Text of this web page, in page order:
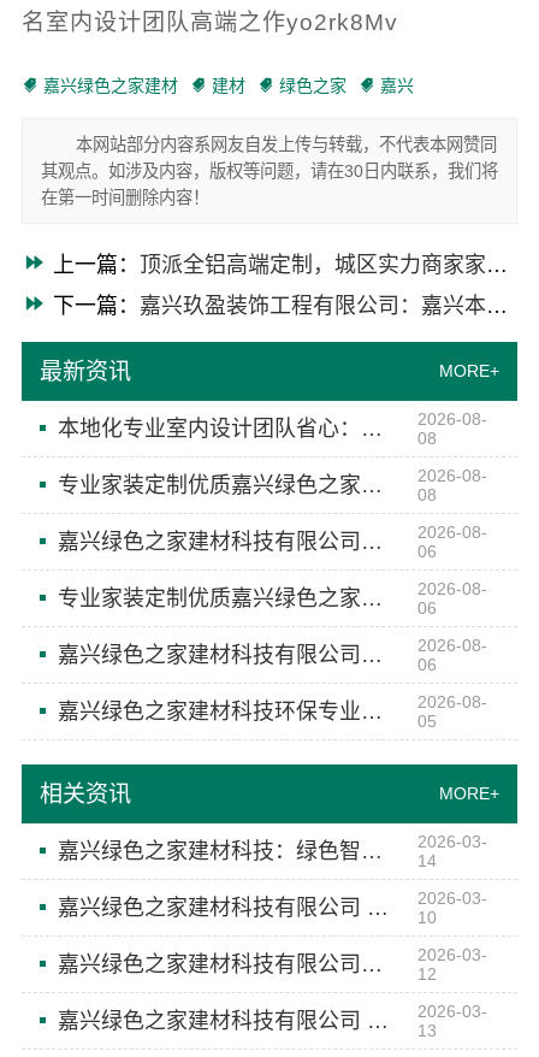
名室内设计团队高端之作yo2rk8Mv
嘉兴绿色之家建材 建材 绿色之家 嘉兴
本网站部分内容系网友自发上传与转载，不代表本网赞同
其观点。如涉及内容，版权等问题，请在30日内联系，我们将
在第一时间删除内容！
上一篇： 顶派全铝高端定制，城区实力商家家庭装修实景案例大赏
下一篇： 嘉兴玖盈装饰工程有限公司：嘉兴本地一站式全屋家装服务
最新资讯 MORE+
本地化专业室内设计团队省心：嘉兴绿色之家建材科技
2026-08-
08
专业家装定制优质嘉兴绿色之家建材科技有限公司
2026-08-
08
嘉兴绿色之家建材科技有限公司：专业家装定制优质
2026-08-
06
专业家装定制优质嘉兴绿色之家建材科技有限公司
2026-08-
06
嘉兴绿色之家建材科技有限公司：本地化专业室内设计团队省心
2026-08-
06
嘉兴绿色之家建材科技环保专业家装团队
2026-08-
05
相关资讯 MORE+
嘉兴绿色之家建材科技：绿色智造引领空间美学潮流
2026-03-
14
嘉兴绿色之家建材科技有限公司 绿色科技点亮美学空间
2026-03-
10
嘉兴绿色之家建材科技有限公司：绿色智造 空间美学新标杆
2026-03-
12
嘉兴绿色之家建材科技有限公司 绿色科技赋能 美学空间智造
2026-03-
13